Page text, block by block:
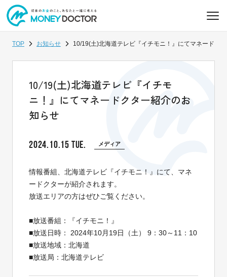
TOP お知らせ 10/19(土)北海道テレビ『イチモニ！』にてマネードク
10/19(土)北海道テレビ『イチモ
ニ！』にてマネードクター紹介のお
知らせ
2024.10.15 TUE. メディア
情報番組、北海道テレビ『イチモニ！』にて、マネ
ードクターが紹介されます。
放送エリアの方はぜひご覧ください。
■放送番組：『イチモニ！』
■放送日時： 2024年10月19日（土） 9：30～11：10
■放送地域：北海道
■放送局：北海道テレビ